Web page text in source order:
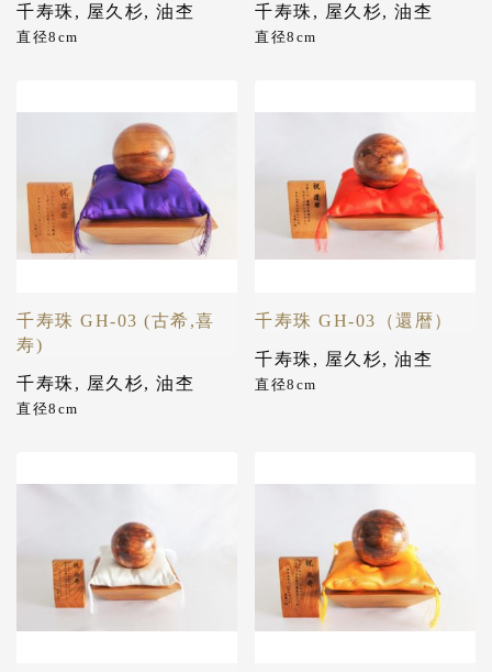
千寿珠 , 屋久杉, 油杢
直径8cm
千寿珠 , 屋久杉,油杢
直径8cm
千寿珠 GH-03 (古希,喜
寿)
千寿珠 , 屋久杉, 油杢
直径8cm
千寿珠 GH-03（還暦）
千寿珠 , 屋久杉,油杢
直径8cm